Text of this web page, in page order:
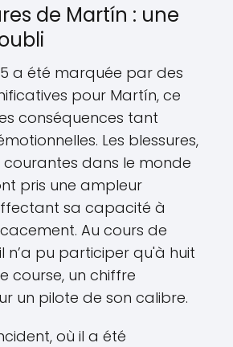
de Martín : une
a été marquée par des
pour Martín, ce
conséquences tant
Les blessures,
dans le monde
pris une ampleur
sa capacité à
Au cours de
n’a pu participer qu'à huit
course, un chiffre
un pilote de son calibre.
où il a été